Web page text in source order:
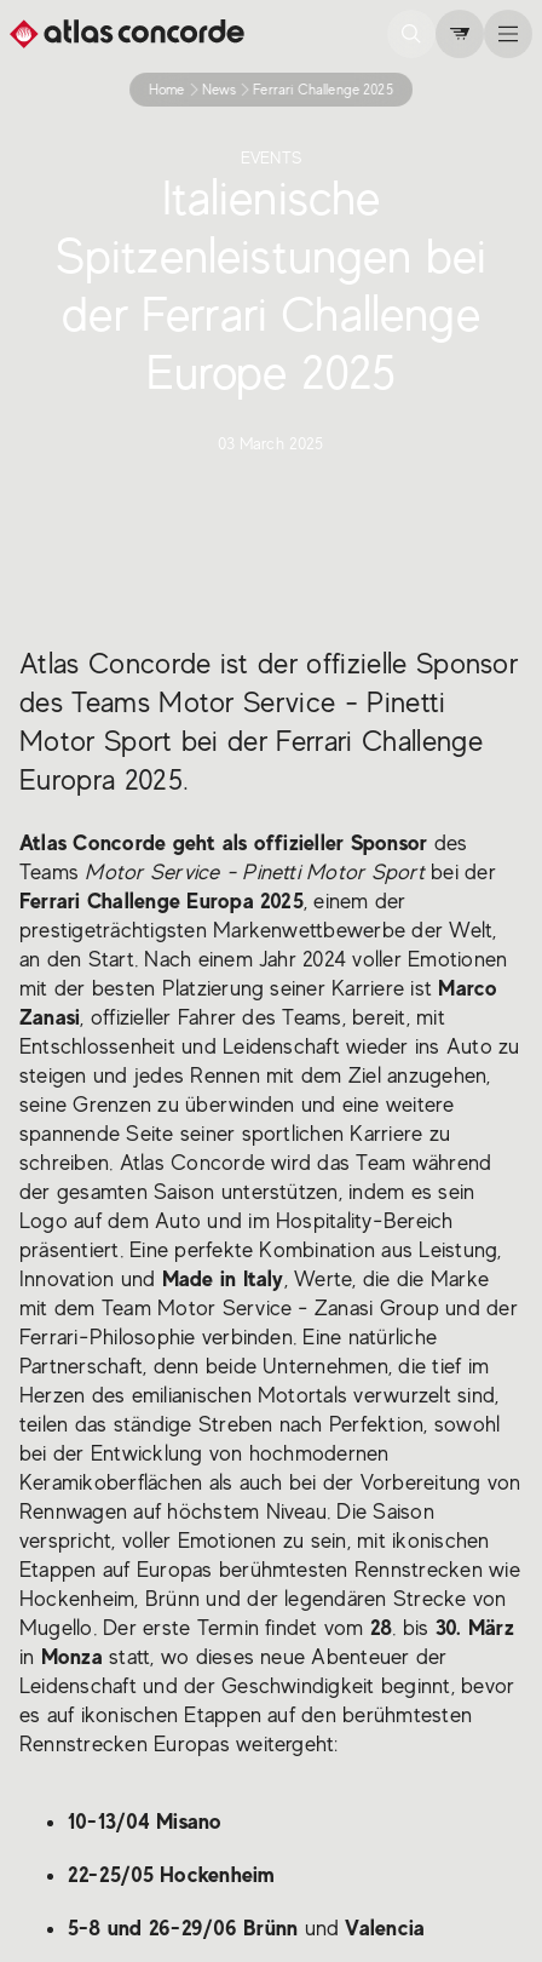
Home News Ferrari Challenge 2025
EVENTS
Italienische
Spitzenleistungen bei
der Ferrari Challenge
Europe 2025
03 March 2025
Atlas Concorde ist der offizielle Sponsor
des Teams Motor Service - Pinetti
Motor Sport bei der Ferrari Challenge
Europra 2025.
Atlas Concorde geht als offizieller Sponsor des
Teams Motor Service - Pinetti Motor Sportbei der
Ferrari Challenge Europa 2025, einem der
prestigeträchtigsten Markenwettbewerbe der Welt,
an den Start. Nach einem Jahr 2024 voller Emotionen
mit der besten Platzierung seiner Karriere ist Marco
Zanasi, offizieller Fahrer des Teams, bereit, mit
Entschlossenheit und Leidenschaft wieder ins Auto zu
steigen und jedes Rennen mit dem Ziel anzugehen,
seine Grenzen zu überwinden und eine weitere
spannende Seite seiner sportlichen Karriere zu
schreiben. Atlas Concorde wird das Team während
der gesamten Saison unterstützen, indem es sein
Logo auf dem Auto und im Hospitality-Bereich
präsentiert. Eine perfekte Kombination aus Leistung,
Innovation und Made in Italy, Werte, die die Marke
mit dem Team Motor Service - Zanasi Group und der
Ferrari-Philosophie verbinden. Eine natürliche
Partnerschaft, denn beide Unternehmen, die tief im
Herzen des emilianischen Motortals verwurzelt sind,
teilen das ständige Streben nach Perfektion, sowohl
bei der Entwicklung von hochmodernen
Keramikoberflächen als auch bei der Vorbereitung von
Rennwagen auf höchstem Niveau. Die Saison
verspricht, voller Emotionen zu sein, mit ikonischen
Etappen auf Europas berühmtesten Rennstrecken wie
Hockenheim, Brünn und der legendären Strecke von
Mugello. Der erste Termin findet vom 28. bis 30. März
in Monza statt, wo dieses neue Abenteuer der
Leidenschaft und der Geschwindigkeit beginnt, bevor
es auf ikonischen Etappen auf den berühmtesten
Rennstrecken Europas weitergeht:
10-13/04 Misano
22-25/05 Hockenheim
5-8 und 26-29/06 Brünn undValencia